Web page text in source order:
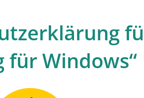
für Windows“